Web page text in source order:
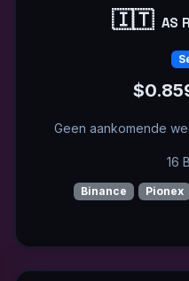
🇮🇹 AS
Geen aankomende
16
Binance Pionex